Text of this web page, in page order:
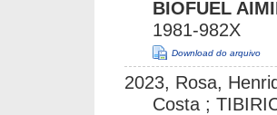
BIOFUEL
1981-982X
Download do arquivo
2023, Rosa,
Costa ;